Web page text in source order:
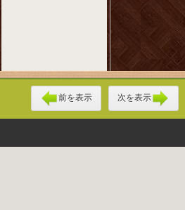
前を表示 次を表示